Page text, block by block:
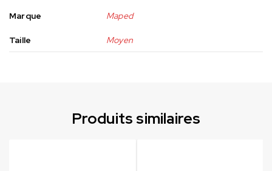
Marque Maped
Taille Moyen
Produits similaires